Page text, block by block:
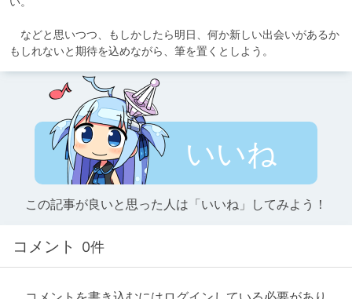
などと思いつつ、もしかしたら明日、何か新しい出会いがあるか
もしれないと期待を込めながら、筆を置くとしよう。
いいね
この記事が良いと思った人は「いいね」してみよう！
コメント 0件